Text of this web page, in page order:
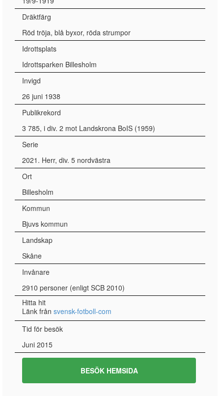
Dräktfärg
Röd tröja, blå byxor, röda strumpor
Idrottsplats
Idrottsparken Billesholm
Invigd
26 juni 1938
Publikrekord
3 785, i div. 2 mot Landskrona BoIS (1959)
Serie
2021. Herr, div. 5 nordvästra
Ort
Billesholm
Kommun
Bjuvs kommun
Landskap
Skåne
Invånare
2910 personer (enligt SCB 2010)
Hitta hit
Länk från svensk-fotboll-com
Tid för besök
Juni 2015
BESÖK HEMSIDA